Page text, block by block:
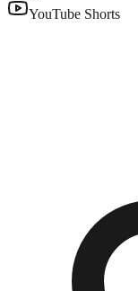
YouTube Shorts